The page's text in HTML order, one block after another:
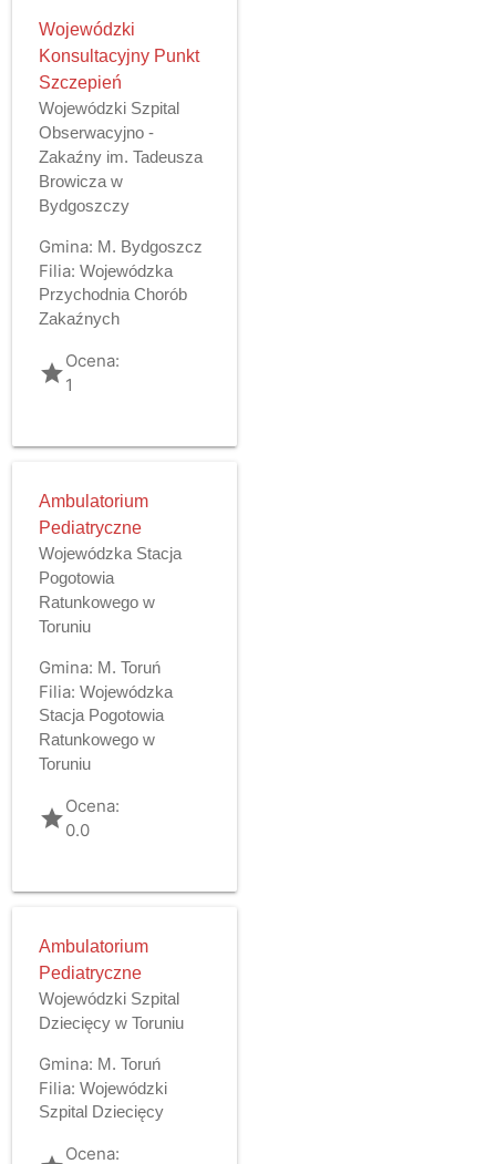
Wojewódzki
Konsultacyjny Punkt
Szczepień
Wojewódzki Szpital
Obserwacyjno -
Zakaźny im. Tadeusza
Browicza w
Bydgoszczy
Gmina: M. Bydgoszcz
Filia: Wojewódzka
Przychodnia Chorób
Zakaźnych
gradeOcena:
1
Ambulatorium
Pediatryczne
Wojewódzka Stacja
Pogotowia
Ratunkowego w
Toruniu
Gmina: M. Toruń
Filia: Wojewódzka
Stacja Pogotowia
Ratunkowego w
Toruniu
gradeOcena:
0.0
Ambulatorium
Pediatryczne
Wojewódzki Szpital
Dziecięcy w Toruniu
Gmina: M. Toruń
Filia: Wojewódzki
Szpital Dziecięcy
Ocena: